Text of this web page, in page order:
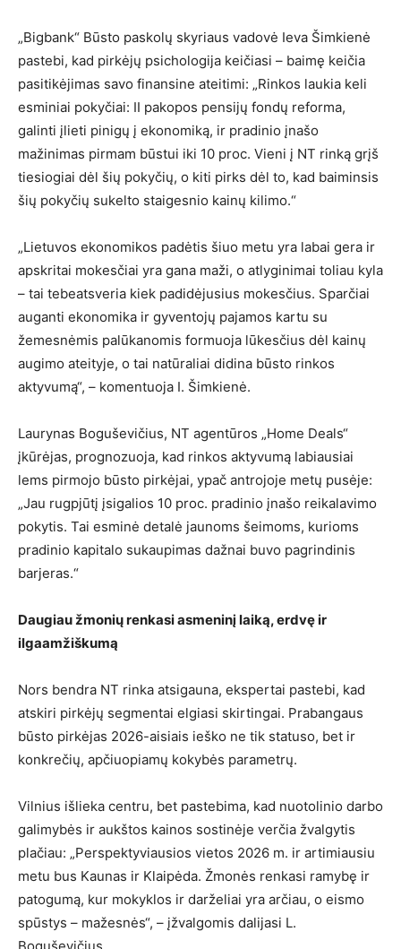
„Bigbank“ Būsto paskolų skyriaus vadovė Ieva Šimkienė
pastebi, kad pirkėjų psichologija keičiasi – baimę keičia
pasitikėjimas savo finansine ateitimi: „Rinkos laukia keli
esminiai pokyčiai: II pakopos pensijų fondų reforma,
galinti įlieti pinigų į ekonomiką, ir pradinio įnašo
mažinimas pirmam būstui iki 10 proc. Vieni į NT rinką grįš
tiesiogiai dėl šių pokyčių, o kiti pirks dėl to, kad baiminsis
šių pokyčių sukelto staigesnio kainų kilimo.“
„Lietuvos ekonomikos padėtis šiuo metu yra labai gera ir
apskritai mokesčiai yra gana maži, o atlyginimai toliau kyla
– tai tebeatsveria kiek padidėjusius mokesčius. Sparčiai
auganti ekonomika ir gyventojų pajamos kartu su
žemesnėmis palūkanomis formuoja lūkesčius dėl kainų
augimo ateityje, o tai natūraliai didina būsto rinkos
aktyvumą“, – komentuoja I. Šimkienė.
Laurynas Boguševičius, NT agentūros „Home Deals“
įkūrėjas, prognozuoja, kad rinkos aktyvumą labiausiai
lems pirmojo būsto pirkėjai, ypač antrojoje metų pusėje:
„Jau rugpjūtį įsigalios 10 proc. pradinio įnašo reikalavimo
pokytis. Tai esminė detalė jaunoms šeimoms, kurioms
pradinio kapitalo sukaupimas dažnai buvo pagrindinis
barjeras.“
Daugiau žmonių renkasi asmeninį laiką, erdvę ir
ilgaamžiškumą
Nors bendra NT rinka atsigauna, ekspertai pastebi, kad
atskiri pirkėjų segmentai elgiasi skirtingai. Prabangaus
būsto pirkėjas 2026-aisiais ieško ne tik statuso, bet ir
konkrečių, apčiuopiamų kokybės parametrų.
Vilnius išlieka centru, bet pastebima, kad nuotolinio darbo
galimybės ir aukštos kainos sostinėje verčia žvalgytis
plačiau: „Perspektyviausios vietos 2026 m. ir artimiausiu
metu bus Kaunas ir Klaipėda. Žmonės renkasi ramybę ir
patogumą, kur mokyklos ir darželiai yra arčiau, o eismo
spūstys – mažesnės“, – įžvalgomis dalijasi L.